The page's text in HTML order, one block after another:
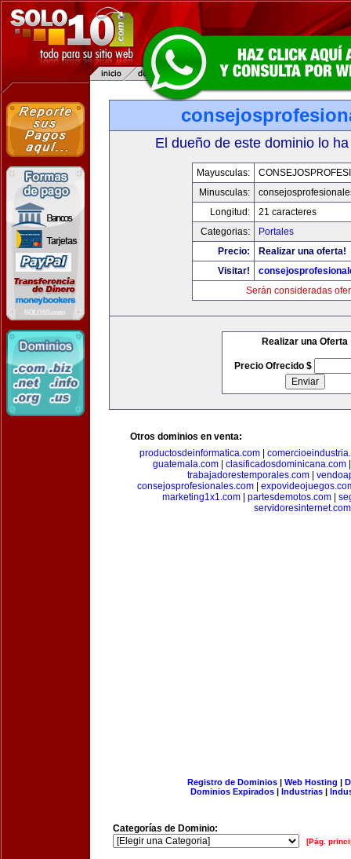
El dueño de este dominio lo
Mayusculas:
Minusculas:
Longitud:
21 caracteres
Categorias:
Portales
Precio:
Realizar una oferta!
Visitar!
Serán consideradas
Realizar una Oferta
Precio Ofrecido $
Otros dominios en venta:
productosdeinformatica.com
guatemala.com| clasificadosdominicana.com
trabajadorestemporales.com
consejosprofesionales.com|
marketing1x1.com| partesdemotos.com|
servidoresinternet.com
Registro de Dominios| Web Hosting |
Dominios Expirados | Industrias |
Categorías de Dominio:
[Pág.